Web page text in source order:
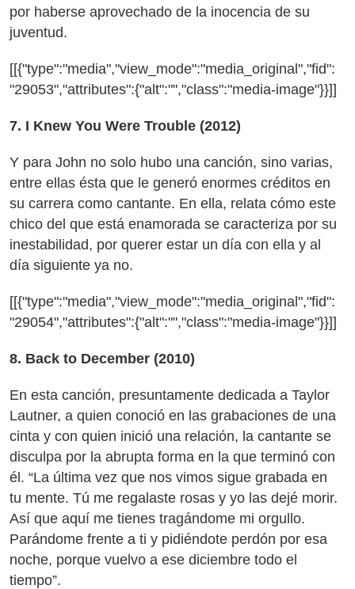
por haberse aprovechado de la inocencia de su
juventud.
[[{"type":"media","view_mode":"media_original","fid":
"29053","attributes":{"alt":"","class":"media-image"}}]]
7. I Knew You Were Trouble (2012)
Y para John no solo hubo una canción, sino varias,
entre ellas ésta que le generó enormes créditos en
su carrera como cantante. En ella, relata cómo este
chico del que está enamorada se caracteriza por su
inestabilidad, por querer estar un día con ella y al
día siguiente ya no.
[[{"type":"media","view_mode":"media_original","fid":
"29054","attributes":{"alt":"","class":"media-image"}}]]
8. Back to December (2010)
En esta canción, presuntamente dedicada a Taylor
Lautner, a quien conoció en las grabaciones de una
cinta y con quien inició una relación, la cantante se
disculpa por la abrupta forma en la que terminó con
él. “La última vez que nos vimos sigue grabada en
tu mente. Tú me regalaste rosas y yo las dejé morir.
Así que aquí me tienes tragándome mi orgullo.
Parándome frente a ti y pidiéndote perdón por esa
noche, porque vuelvo a ese diciembre todo el
tiempo”.